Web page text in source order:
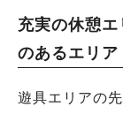
充実の休憩
のあるエリア
遊具エリアの